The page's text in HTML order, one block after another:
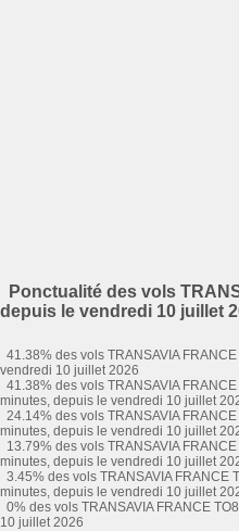
Ponctualité des vols
depuis le vendredi 10 juillet
41.38% des vols TRANSAVIA
vendredi 10 juillet 2026
41.38% des vols TRANSAVIA
minutes, depuis le vendredi 10 juillet
24.14% des vols TRANSAVIA
minutes, depuis le vendredi 10 juillet
13.79% des vols TRANSAVIA
minutes, depuis le vendredi 10 juillet
3.45% des vols TRANSAVIA FRANCE
minutes, depuis le vendredi 10 juillet
0% des vols TRANSAVIA FRANCE
10 juillet 2026